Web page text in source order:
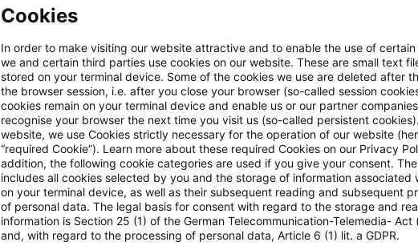
Beihilfen verstoße. Der Europäische Gerichtshof
präzisiert, unter denen Steuerbefreiungen gegen
Originaldatum 29. April 2025 Kategorien EU-Recht
Internationales Steuerrecht, staatliche ...
Update: EU-Gericht gibt Klagen
...
Das Gericht der Europäischen Union (EuG) hat
Gesellschaften Apple Sales International und
Cookies
In order to make visiting our website attractive and to enable the use of
we and certain third parties use cookies on our website. These are small text
stored on your terminal device. Some of the cookies we use are deleted after
the browser session, i.e. after you close your browser (so-called session
cookies remain on your terminal device and enable us or our partner
recognise your browser the next time you visit us (so-called persistent
website, we use Cookies strictly necessary for the operation of our website
“required Cookie”). Learn more about these required Cookies on our Privacy
addition, the following cookie categories are used if you give your consent.
includes all cookies selected by you and the storage of information associated
on your terminal device, as well as their subsequent reading and subsequent
of personal data. The legal basis for consent with regard to the storage and
information is Section 25 (1) of the German Telecommunication-Telemedia- Act
and, with regard to the processing of personal data, Article 6 (1) lit. a GDPR.